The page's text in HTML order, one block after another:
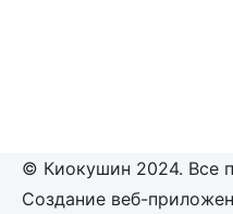
© Киокушин 2024. Все
Создание веб-